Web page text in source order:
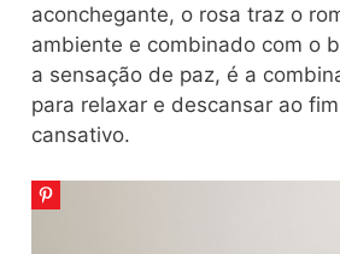
aconchegante, o rosa traz o
ambiente e combinado com o
a sensação de paz, é a
para relaxar e descansar ao
cansativo.